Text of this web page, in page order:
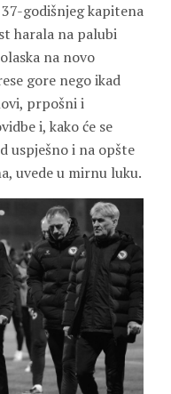
godišnjeg kapitena
harala na palubi
na novo
gore nego ikad
prpošni i
i, kako će se
uspješno i na opšte
uvede u mirnu luku.